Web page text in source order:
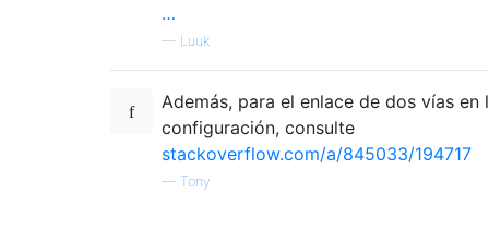
…
— Luuk
Además, para el enlace de dos vías en
configuración, consulte
stackoverflow.com/a/845033/194717
— Tony